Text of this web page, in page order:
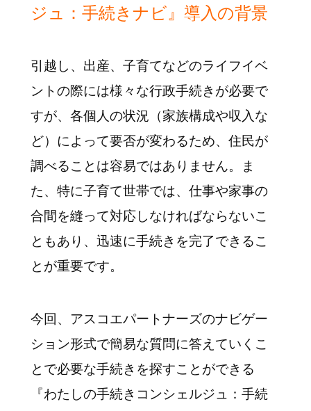
ジュ：手続きナビ』導入の背景
引越し、出産、子育てなどのライフイベ
ントの際には様々な行政手続きが必要で
すが、各個人の状況（家族構成や収入な
ど）によって要否が変わるため、住民が
調べることは容易ではありません。ま
た、特に子育て世帯では、仕事や家事の
合間を縫って対応しなければならないこ
ともあり、迅速に手続きを完了できるこ
とが重要です。
今回、アスコエパートナーズのナビゲー
ション形式で簡易な質問に答えていくこ
とで必要な手続きを探すことができる
『わたしの手続きコンシェルジュ：手続